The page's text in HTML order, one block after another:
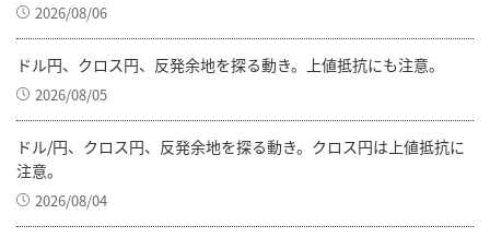
2026/08/06
ドル円、クロス円、反発余地を探る動き。上値抵抗にも注意。
2026/08/05
ドル/円、クロス円、反発余地を探る動き。クロス円は上値抵抗に
注意。
2026/08/04